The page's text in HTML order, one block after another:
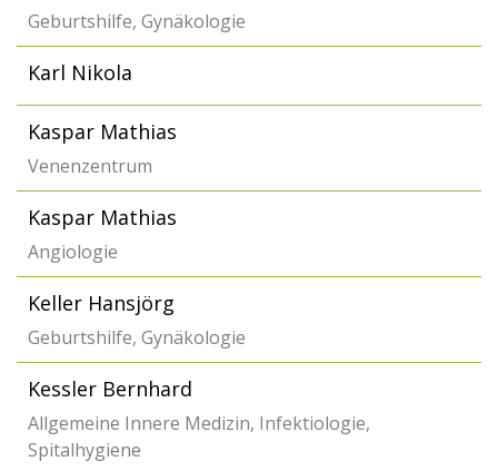
Geburtshilfe, Gynäkologie
Karl Nikola
Kaspar Mathias
Venenzentrum
Kaspar Mathias
Angiologie
Keller Hansjörg
Geburtshilfe, Gynäkologie
Kessler Bernhard
Allgemeine Innere Medizin, Infektiologie,
Spitalhygiene